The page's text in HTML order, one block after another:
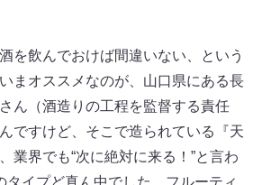
を飲んでおけば間違いない、という
まオススメなのが、山口県にある長
ん（酒造りの工程を監督する責任
ですけど、そこで造られている『天
業界でも“次に絶対に来る！”と言わ